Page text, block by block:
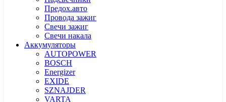
Предох.авто
Провода зажиг
Свечи зажиг
Свечи накала
Аккумуляторы
AUTOPOWER
BOSCH
Energizer
EXIDE
SZNAJDER
VARTA